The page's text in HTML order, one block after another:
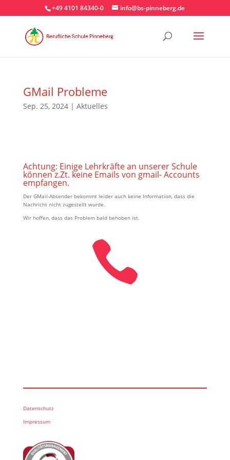
+49 4101 84340-0 info@bs-pinneberg.de
GMail Probleme
Sep. 25, 2024| Aktuelles
Achtung: Einige Lehrkräfte an unserer Schule
können z.Zt. keine Emails von gmail- Accounts
empfangen.
Der GMail-Absender bekommt leider auch keine Information, dass die
Nachricht nicht zugestellt wurde.
Wir hoffen, dass das Problem bald behoben ist.

Datenschutz
Impressum